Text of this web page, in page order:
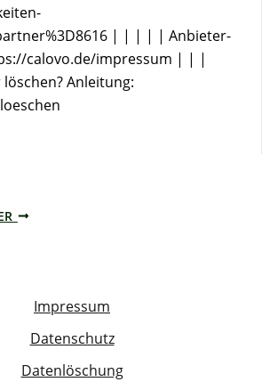
| | | | | Anbieter-
calovo.de/impressum | | |
Anleitung:
Impressum
Datenschutz
Datenlöschung